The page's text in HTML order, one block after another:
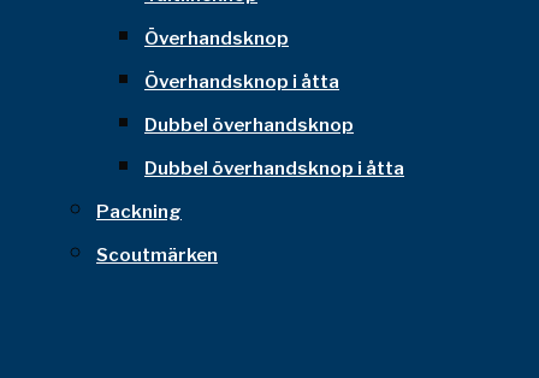
Överhandsknop
Överhandsknop i åtta
Dubbel överhandsknop
Dubbel överhandsknop i åtta
Packning
Scoutmärken